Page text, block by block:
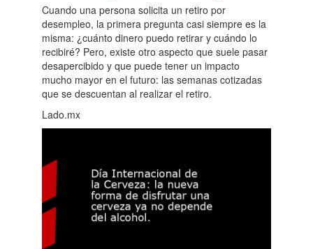
Cuando una persona solicita un retiro por
desempleo, la primera pregunta casi siempre es la
misma: ¿cuánto dinero puedo retirar y cuándo lo
recibiré? Pero, existe otro aspecto que suele pasar
desapercibido y que puede tener un impacto
mucho mayor en el futuro: las semanas cotizadas
que se descuentan al realizar el retiro.
Lado.mx